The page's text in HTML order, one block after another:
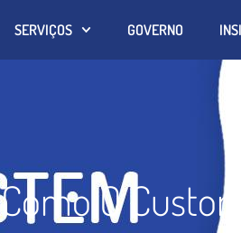
SERVIÇOS GOVERNO
Como O